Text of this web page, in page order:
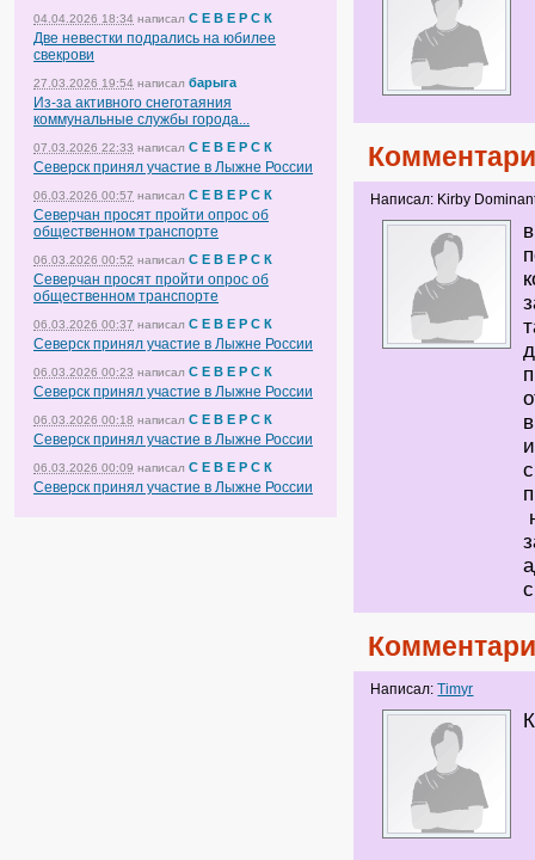
04.04.2026 18:34 написал С Е В Е Р С К
Две невестки подрались на юбилее
свекрови
27.03.2026 19:54 написал барыга
Из-за активного снеготаяния
коммунальные службы города...
07.03.2026 22:33 написал С Е В Е Р С К
Северск принял участие в Лыжне России
06.03.2026 00:57 написал С Е В Е Р С К
Северчан просят пройти опрос об
общественном транспорте
06.03.2026 00:52 написал С Е В Е Р С К
Северчан просят пройти опрос об
общественном транспорте
06.03.2026 00:37 написал С Е В Е Р С К
Северск принял участие в Лыжне России
06.03.2026 00:23 написал С Е В Е Р С К
Северск принял участие в Лыжне России
06.03.2026 00:18 написал С Е В Е Р С К
Северск принял участие в Лыжне России
06.03.2026 00:09 написал С Е В Е Р С К
Северск принял участие в Лыжне России
Написал: Kirby
Написал:Timyr